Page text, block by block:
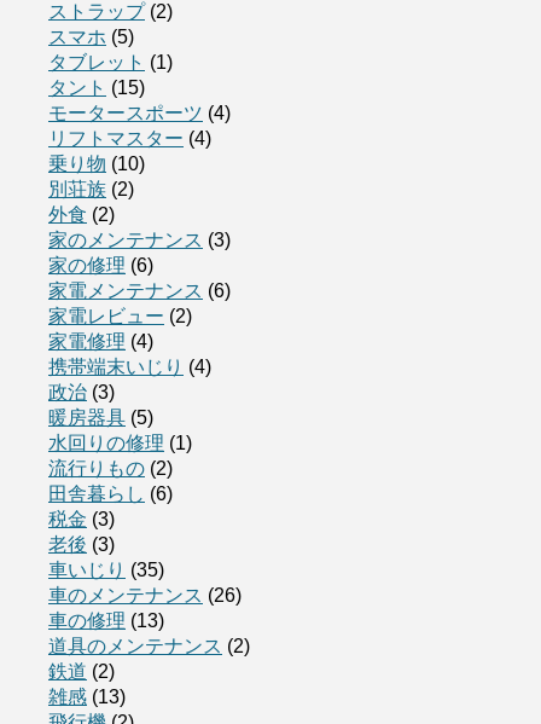
ストラップ(2)
スマホ (5)
タブレット (1)
タント (15)
モータースポーツ (4)
リフトマスター (4)
乗り物 (10)
別荘族 (2)
外食 (2)
家のメンテナンス (3)
家の修理 (6)
家電メンテナンス (6)
家電レビュー (2)
家電修理 (4)
携帯端末いじり (4)
政治 (3)
暖房器具 (5)
水回りの修理 (1)
流行りもの (2)
田舎暮らし (6)
税金 (3)
老後 (3)
車いじり (35)
車のメンテナンス (26)
車の修理 (13)
道具のメンテナンス (2)
鉄道 (2)
雑感 (13)